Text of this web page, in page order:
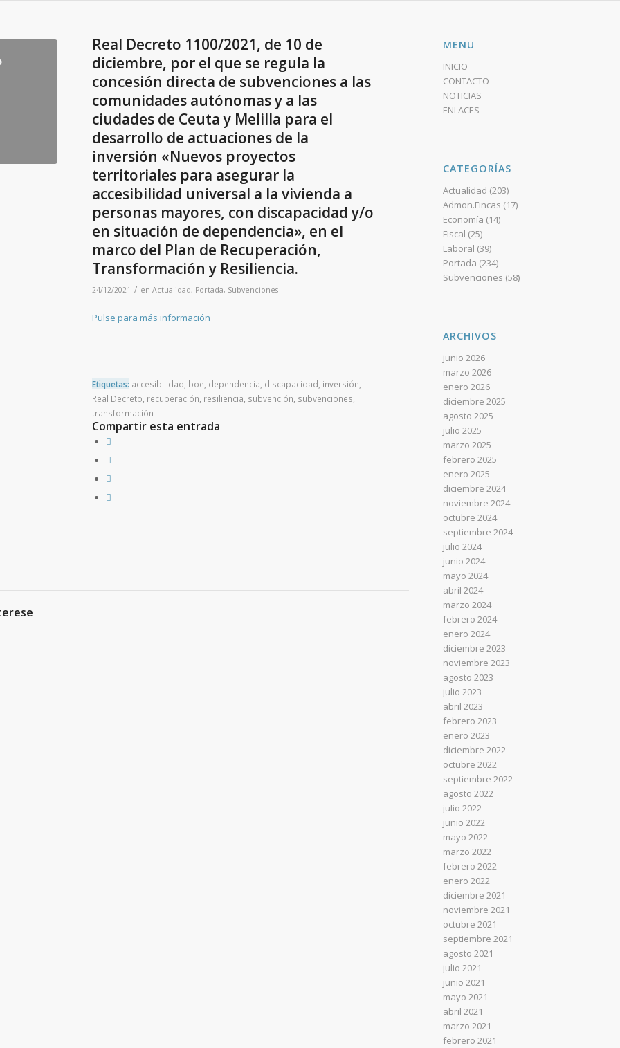
Real Decreto 1100/2021, de 10 de
diciembre, por el que se regula la
concesión directa de subvenciones a las
comunidades autónomas y a las
ciudades de Ceuta y Melilla para el
desarrollo de actuaciones de la
inversión «Nuevos proyectos
territoriales para asegurar la
accesibilidad universal a la vivienda a
personas mayores, con discapacidad y/o
en situación de dependencia», en el
marco del Plan de Recuperación,
Transformación y Resiliencia.
24/12/2021 / en Actualidad, Portada, Subvenciones
Pulse para más información
Etiquetas: accesibilidad boe dependencia discapacidad inversión
Real Decreto recuperación resiliencia subvención subvenciones
transformación
Compartir esta entrada
MENU
INICIO
CONTACTO
NOTICIAS
ENLACES
CATEGORÍAS
Actualidad (203)
Admon.Fincas (17)
Economía (14)
Fiscal (25)
Laboral (39)
Portada (234)
Subvenciones (58)
ARCHIVOS
junio 2026
marzo 2026
enero 2026
diciembre 2025
agosto 2025
julio 2025
marzo 2025
febrero 2025
enero 2025
diciembre 2024
noviembre 2024
octubre 2024
septiembre 2024
julio 2024
junio 2024
mayo 2024
abril 2024
marzo 2024
febrero 2024
enero 2024
diciembre 2023
noviembre 2023
agosto 2023
julio 2023
abril 2023
febrero 2023
enero 2023
diciembre 2022
octubre 2022
septiembre 2022
agosto 2022
julio 2022
junio 2022
mayo 2022
marzo 2022
febrero 2022
enero 2022
diciembre 2021
noviembre 2021
octubre 2021
septiembre 2021
agosto 2021
julio 2021
junio 2021
mayo 2021
abril 2021
marzo 2021
febrero 2021